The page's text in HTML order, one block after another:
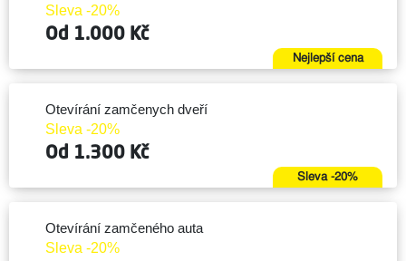
Sleva -20%
Od 1.000 Kč
Nejlepší cena
Otevírání zamčenych dveří
Sleva -20%
Od 1.300 Kč
Sleva -20%
Otevírání zamčeného auta
Sleva -20%